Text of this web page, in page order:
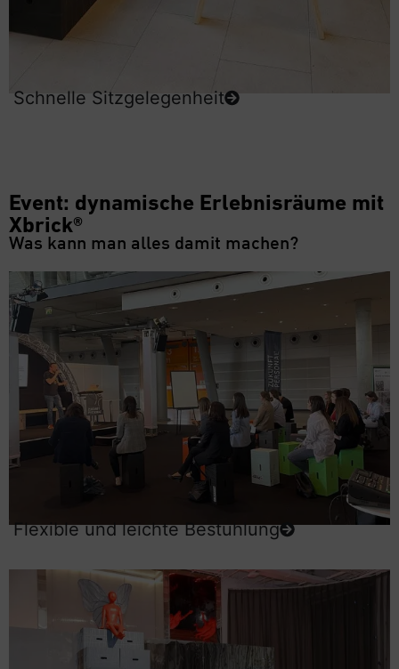
Schnelle Sitzgelegenheit
Event: dynamische Erlebnisräume mit
Xbrick®
Was kann man alles damit machen?
Flexible und leichte Bestuhlung